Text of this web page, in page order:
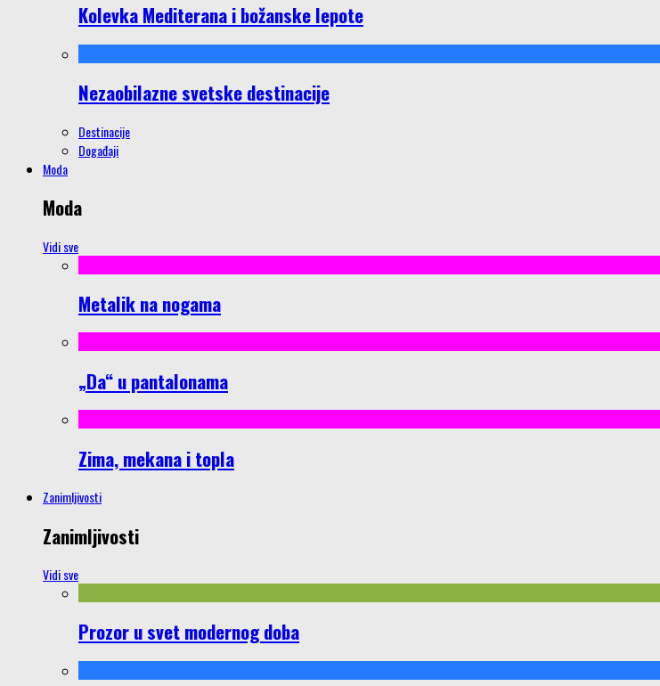
Kolevka Mediterana i božanske lepote
Nezaobilazne svetske destinacije
Destinacije
Događaji
Moda
Moda
Vidi sve
Metalik na nogama
„Da“ u pantalonama
Zima, mekana i topla
Zanimljivosti
Zanimljivosti
Vidi sve
Prozor u svet modernog doba